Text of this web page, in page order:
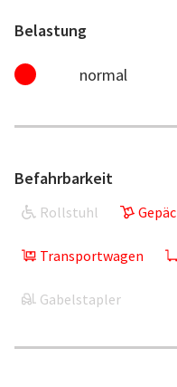
Belastung
normal
Befahrbarkeit
Rollstuhl
Transportwagen
Gabelstapler